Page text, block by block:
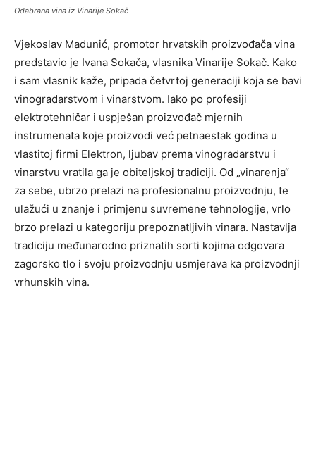
Odabrana vina iz Vinarije Sokač
Vjekoslav Madunić, promotor hrvatskih proizvođača vina
predstavio je Ivana Sokača, vlasnika Vinarije Sokač. Kako
i sam vlasnik kaže, pripada četvrtoj generaciji koja se bavi
vinogradarstvom i vinarstvom. Iako po profesiji
elektrotehničar i uspješan proizvođač mjernih
instrumenata koje proizvodi već petnaestak godina u
vlastitoj firmi Elektron, ljubav prema vinogradarstvu i
vinarstvu vratila ga je obiteljskoj tradiciji. Od „vinarenja“
za sebe, ubrzo prelazi na profesionalnu proizvodnju, te
ulažući u znanje i primjenu suvremene tehnologije, vrlo
brzo prelazi u kategoriju prepoznatljivih vinara. Nastavlja
tradiciju međunarodno priznatih sorti kojima odgovara
zagorsko tlo i svoju proizvodnju usmjerava ka proizvodnji
vrhunskih vina.